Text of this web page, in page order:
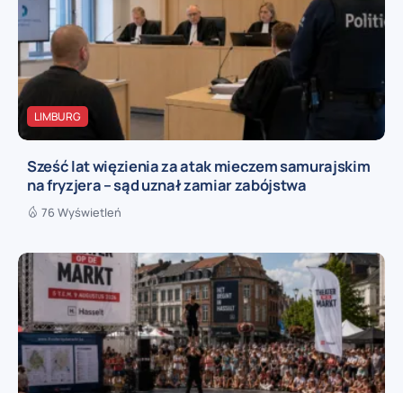
LIMBURG
Sześć lat więzienia za atak mieczem samurajskim
na fryzjera – sąd uznał zamiar zabójstwa
76 Wyświetleń